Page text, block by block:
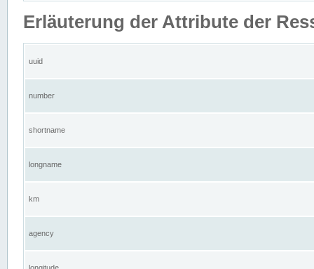
Erläuterung der Attribute der
uuid
number
shortname
longname
km
agency